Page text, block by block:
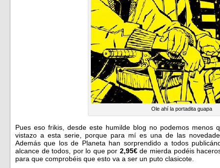
Ole ahí la portadita guapa
Pues eso frikis, desde este humilde blog no podemos menos
vistazo a esta serie, porque para mí es una de las
Además que los de Planeta han sorprendido a todos
alcance de todos, por lo que por 2,95€de mierda podéis
para que comprobéis que esto va a ser un puto clasicote.